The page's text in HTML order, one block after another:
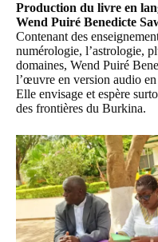
Production du livre en
Wend Puiré Benedicte
Contenant des
numérologie, l’astrologie,
domaines, Wend Puiré
l’œuvre en version audio
Elle envisage et espère
des frontières du Burkina.